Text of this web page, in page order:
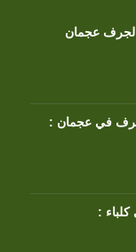
عجمان
في عجمان :
: